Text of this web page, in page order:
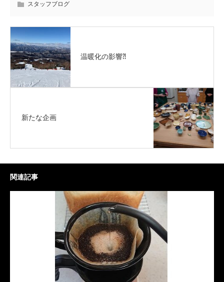
スタッフブログ
温暖化の影響⁈
新たな企画
関連記事